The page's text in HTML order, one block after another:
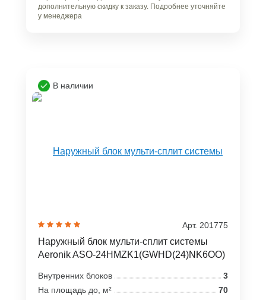
дополнительную скидку к заказу. Подробнее уточняйте
у менеджера
В наличии
Арт. 201775
Наружный блок мульти-сплит системы
Aeronik ASO-24HMZK1(GWHD(24)NK6OO)
Внутренних блоков
3
На площадь до, м²
70